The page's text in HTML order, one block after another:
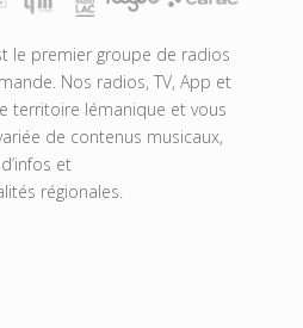
le premier groupe de radios
Nos radios, TV, App et
territoire lémanique et vous
de contenus musicaux,
d’infos et
régionales.